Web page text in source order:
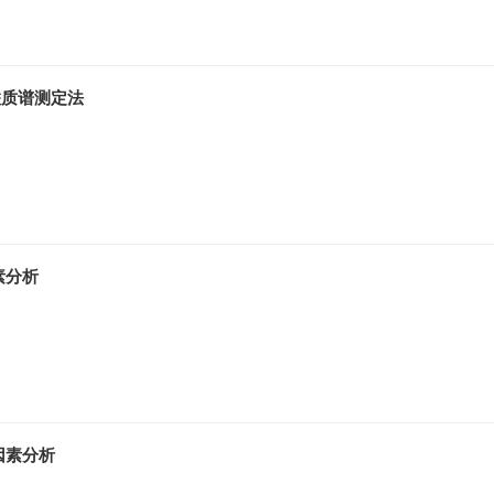
谱测定法
分析
素分析